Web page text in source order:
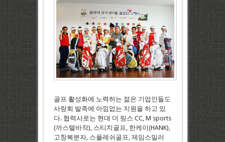
골프 활성화에 노력하는 젊은 기업인들도
사랑회 발족에 아낌없는 지원을 하고 있
다. 협력사로는 현대 더 링스 CC, M sports
(까스텔바작), 스티치골프, 한케이(HANK),
고창복분자, 스플레쉬골프, 제임스밀러